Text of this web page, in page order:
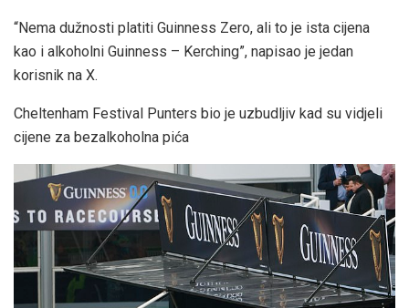
“Nema dužnosti platiti Guinness Zero, ali to je ista cijena
kao i alkoholni Guinness – Kerching”, napisao je jedan
korisnik na X.
Cheltenham Festival Punters bio je uzbudljiv kad su vidjeli
cijene za bezalkoholna pića